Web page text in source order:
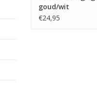
goud/wit
€24,95